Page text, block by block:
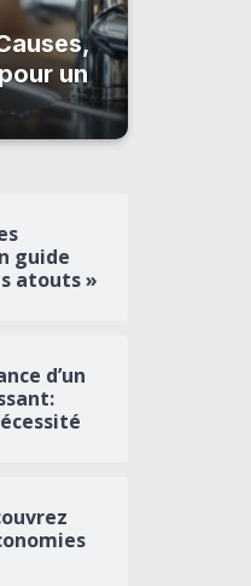
un
guide
atouts »
d’un